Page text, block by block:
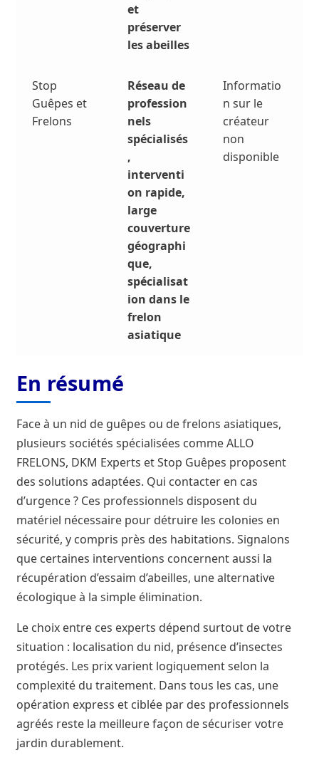
et
préserver
les abeilles
Stop
Guêpes et
Frelons
Réseau de
profession
nels
spécialisés
,
interventi
on rapide,
large
couverture
géographi
que,
spécialisat
ion dans le
frelon
asiatique
Informatio
n sur le
créateur
non
disponible
En résumé
Face à un nid de guêpes ou de frelons asiatiques,
plusieurs sociétés spécialisées comme ALLO
FRELONS, DKM Experts et Stop Guêpes proposent
des solutions adaptées. Qui contacter en cas
d’urgence ? Ces professionnels disposent du
matériel nécessaire pour détruire les colonies en
sécurité, y compris près des habitations. Signalons
que certaines interventions concernent aussi la
récupération d’essaim d’abeilles, une alternative
écologique à la simple élimination.
Le choix entre ces experts dépend surtout de votre
situation : localisation du nid, présence d’insectes
protégés. Les prix varient logiquement selon la
complexité du traitement. Dans tous les cas, une
opération express et ciblée par des professionnels
agréés reste la meilleure façon de sécuriser votre
jardin durablement.